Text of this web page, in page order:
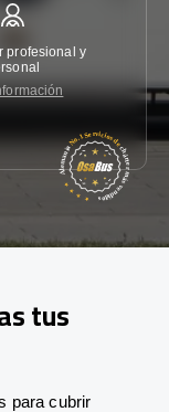
profesional y
tus
para cubrir